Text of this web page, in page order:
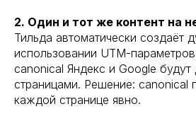
2. Один и тот же контент на
Тильда автоматически создаёт
использовании UTM-
canonical Яндекс и Google
страницами. Решение: canonical
каждой странице явно.